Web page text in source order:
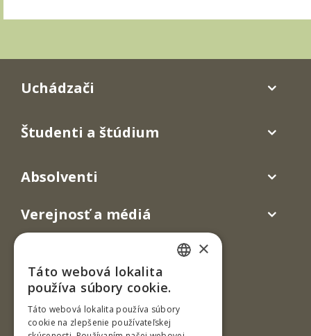
Uchádzači
Študenti a štúdium
Absolventi
Verejnosť a médiá
×
Táto webová lokalita
používa súbory cookie.
Táto webová lokalita používa súbory
cookie na zlepšenie používateľskej